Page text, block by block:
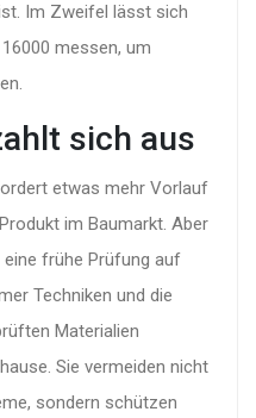
Im Zweifel lässt sich
messen, um
sich aus
etwas mehr Vorlauf
im Baumarkt. Aber
frühe Prüfung auf
Techniken und die
Materialien
Sie vermeiden nicht
sondern schützen